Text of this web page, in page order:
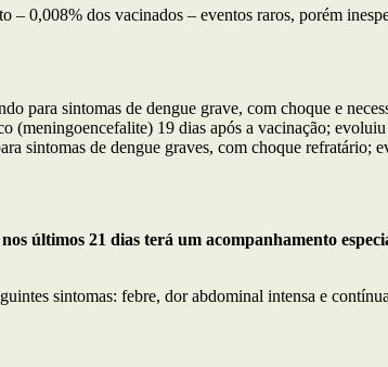
0,008% dos vacinados – eventos raros, porém
para sintomas de dengue grave, com choque e
(meningoencefalite) 19 dias após a vacinação;
sintomas de dengue graves, com choque refratário;
últimos 21 dias terá um acompanhamento
sintomas: febre, dor abdominal intensa e